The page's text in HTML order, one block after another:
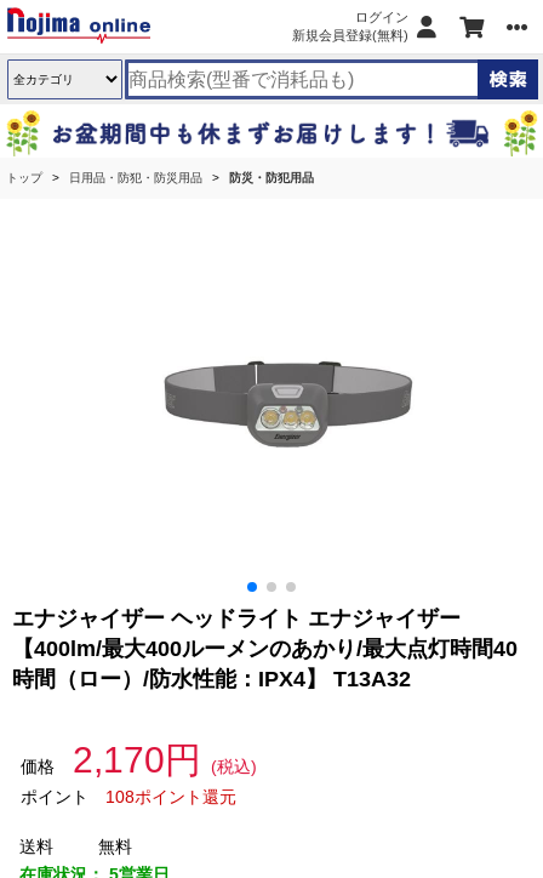
ログイン
新規会員登録(無料)
トップ 日用品・防犯・防災用品 防災・防犯用品
エナジャイザー ヘッドライト エナジャイザー
【400lm/最大400ルーメンのあかり/最大点灯時間40
時間（ロー）/防水性能：IPX4】 T13A32
価格 2,170円
(税込)
ポイント
108ポイント還元
送料
無料